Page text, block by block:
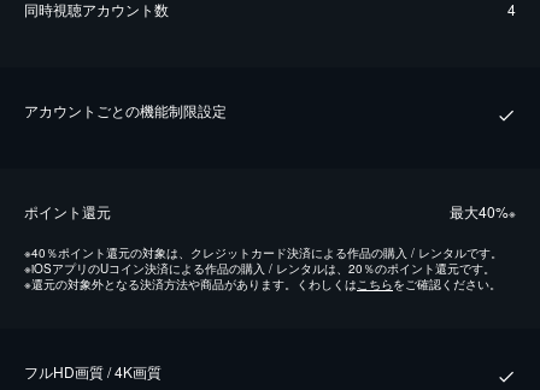
同時視聴アカウント数 4
アカウントごとの機能制限設定
ポイント還元 最⼤40%※
※40％ポイント還元の対象は、クレジットカード決済による作品の購入 / レンタルです。
※iOSアプリのUコイン決済による作品の購入 / レンタルは、20％のポイント還元です。
※還元の対象外となる決済方法や商品があります。くわしくは こちらをご確認ください。
フルHD画質 / 4K画質